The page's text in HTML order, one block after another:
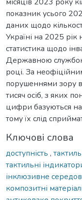
показник усього
даних щодо
Україні на 2025 рік
статистика щодо
Державною
році. За
порушеннями зору в
тисяч осіб, з яких
цифри базуються
тому їх слід
Ключові слова
доступність ,
тактильні
інклюзивне
композитні